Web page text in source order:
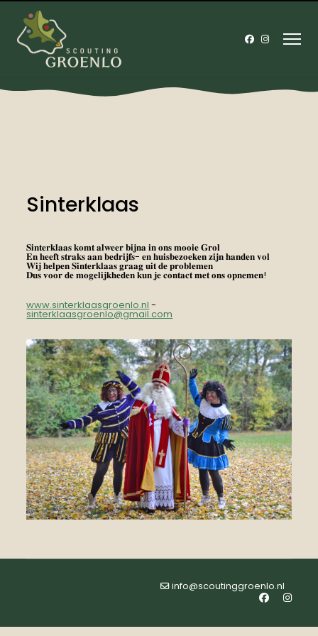
Sinterklaas
𝐒𝐢𝐧𝐭𝐞𝐫𝐤𝐥𝐚𝐚𝐬 𝐤𝐨𝐦𝐭 𝐚𝐥𝐰𝐞𝐞𝐫 𝐛𝐢𝐣𝐧𝐚 𝐢𝐧 𝐨𝐧𝐬 𝐦𝐨𝐨𝐢𝐞 𝐆𝐫𝐨𝐥
𝐄𝐧 𝐡𝐞𝐞𝐟𝐭 𝐬𝐭𝐫𝐚𝐤𝐬 𝐚𝐚𝐧 𝐛𝐞𝐝𝐫𝐢𝐣𝐟𝐬- 𝐞𝐧 𝐡𝐮𝐢𝐬𝐛𝐞𝐳𝐨𝐞𝐤𝐞𝐧 𝐳𝐢𝐣𝐧 𝐡𝐚𝐧𝐝𝐞𝐧 𝐯𝐨𝐥
𝐖𝐢𝐣 𝐡𝐞𝐥𝐩𝐞𝐧 𝐒𝐢𝐧𝐭𝐞𝐫𝐤𝐥𝐚𝐚𝐬 𝐠𝐫𝐚𝐚𝐠 𝐮𝐢𝐭 𝐝𝐞 𝐩𝐫𝐨𝐛𝐥𝐞𝐦𝐞𝐧
𝐃𝐮𝐬 𝐯𝐨𝐨𝐫 𝐝𝐞 𝐦𝐨𝐠𝐞𝐥𝐢𝐣𝐤𝐡𝐞𝐝𝐞𝐧 𝐤𝐮𝐧 𝐣𝐞 𝐜𝐨𝐧𝐭𝐚𝐜𝐭 𝐦𝐞𝐭 𝐨𝐧𝐬 𝐨𝐩𝐧𝐞𝐦𝐞𝐧!
www.sinterklaasgroenlo.nl -
sinterklaasgroenlo@gmail.com
info@scoutinggroenlo.nl